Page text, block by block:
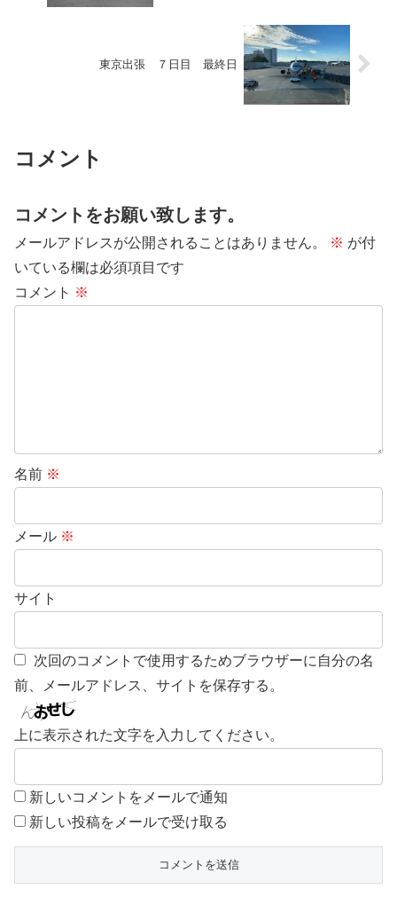
東京出張 ７日目 最終日
コメント
コメントをお願い致します。
メールアドレスが公開されることはありません。 ※ が付
いている欄は必須項目です
コメント ※
名前 ※
メール ※
サイト
次回のコメントで使用するためブラウザーに自分の名
前、メールアドレス、サイトを保存する。
上に表示された文字を入力してください。
新しいコメントをメールで通知
新しい投稿をメールで受け取る